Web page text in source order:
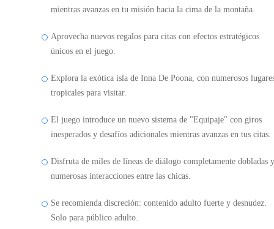
mientras avanzas en tu misión hacia la cima de la montaña.
Aprovecha nuevos regalos para citas con efectos estratégicos
únicos en el juego.
Explora la exótica isla de Inna De Poona, con numerosos
tropicales para visitar.
El juego introduce un nuevo sistema de "Equipaje" con giros
inesperados y desafíos adicionales mientras avanzas en tus citas.
Disfruta de miles de líneas de diálogo completamente dobladas y
numerosas interacciones entre las chicas.
Se recomienda discreción: contenido adulto fuerte y desnudez.
Solo para público adulto.